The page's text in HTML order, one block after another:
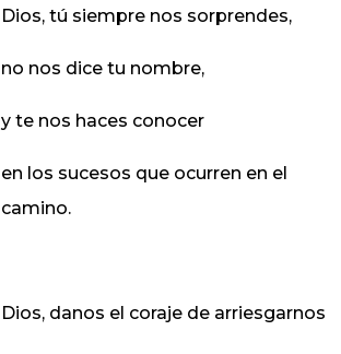
Dios, tú siempre nos sorprendes,
no nos dice tu nombre,
y te nos haces conocer
en los sucesos que ocurren en el
camino.
Dios, danos el coraje de arriesgarnos